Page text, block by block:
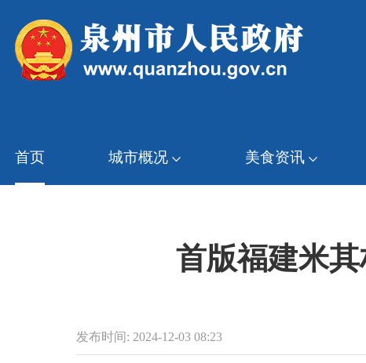
首页 城市概况 美食资讯
首版福建米
发布时间: 2024-12-03 08:23